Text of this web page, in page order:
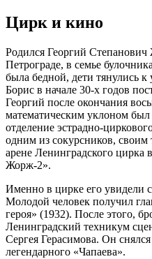
Цирк и кино
Родился Георгий
Петрограде, в семье
была бедной, дети тянулись
Борис в начале 30-х годов
Георгий после окончания
математическим уклоном был
отделение эстрадно-
одним из сокурсников, своим
арене Ленинградского цирка
Жорж-2».
Именно в цирке его увидели
Молодой человек получил
героя» (1932). После этого,
Ленинградский техникум
Сергея Герасимова. Он
легендарного «Чапаева».